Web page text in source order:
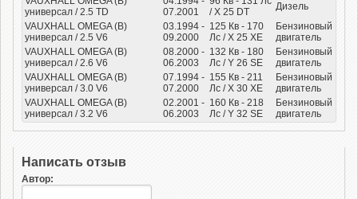
универсал / 2.5 TD
07.2001
/ X 25 DT
Дизель
VAUXHALL OMEGA (B)
универсал / 2.5 V6
03.1994 -
09.2000
125 Кв - 170
Лс / X 25 XE
Бензиновый
двигатель
VAUXHALL OMEGA (B)
универсал / 2.6 V6
08.2000 -
06.2003
132 Кв - 180
Лс / Y 26 SE
Бензиновый
двигатель
VAUXHALL OMEGA (B)
универсал / 3.0 V6
07.1994 -
07.2000
155 Кв - 211
Лс / X 30 XE
Бензиновый
двигатель
VAUXHALL OMEGA (B)
универсал / 3.2 V6
02.2001 -
06.2003
160 Кв - 218
Лс / Y 32 SE
Бензиновый
двигатель
Написать отзыв
Автор: